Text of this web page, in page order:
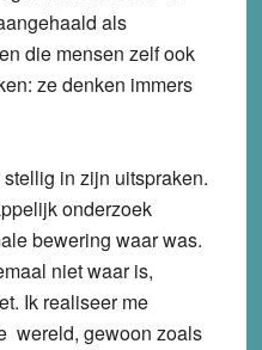
als
die mensen zelf ook
ze denken immers
in zijn uitspraken.
onderzoek
bewering waar was.
niet waar is,
Ik realiseer me
wereld, gewoon zoals